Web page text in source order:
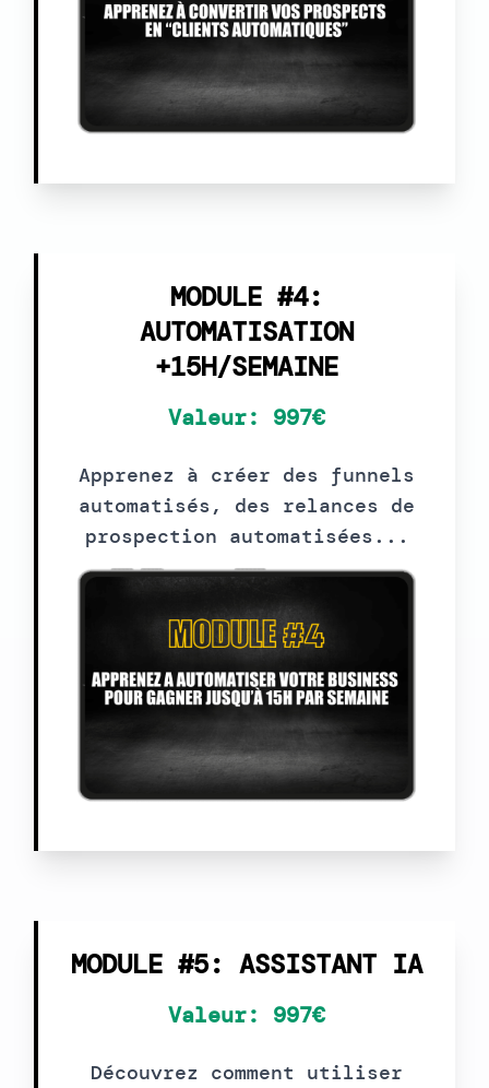
MODULE #4:
AUTOMATISATION
+15H/SEMAINE
Valeur: 997€
Apprenez à créer des funnels
automatisés, des relances de
prospection automatisées...
MODULE #5: ASSISTANT IA
Valeur: 997€
Découvrez comment utiliser